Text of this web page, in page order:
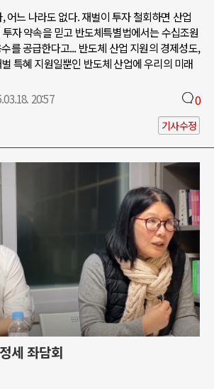
어느 나라도 없다. 재벌이 투자 철회하면 산업
자 약속을 믿고 반도체특별법에서는 수십조원
를 공급한다고... 반도체 산업 지원의 경제성도,
특혜 지원일뿐인 반도체 산업에 우리의 미래
20:57 0
기사수정
세 좌담회